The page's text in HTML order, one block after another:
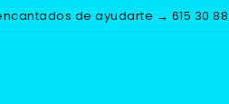
de ayudarte → 615 30 88